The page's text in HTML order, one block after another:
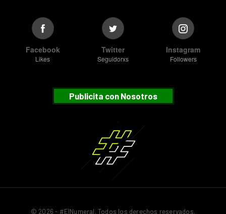
Facebook
Likes
Twitter
Seguidorxs
Instagram
Followers
Publicita con Nosotros
© 2026 - #ElNumeral. Todos los derechos reservados.